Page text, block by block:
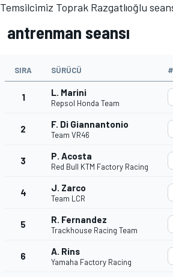
Temsilcimiz Toprak Razgatlıoğlu
antrenman seansı
SIRA SÜRÜCÜ #
1 L. Marini
Repsol Honda Team
2 F. Di Giannantonio
Team VR46
3 P. Acosta
Red Bull KTM Factory Racing
4 J. Zarco
Team LCR
5 R. Fernandez
Trackhouse Racing Team
6 A. Rins
Yamaha Factory Racing